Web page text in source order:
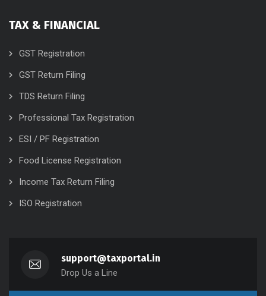
TAX & FINANCIAL
GST Registration
GST Return Filing
TDS Return Filing
Professional Tax Registration
ESI / PF Registration
Food License Registration
Income Tax Return Filing
ISO Registration
support@taxportal.in
Drop Us a Line